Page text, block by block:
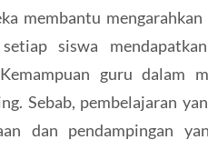
membantu
siswa
guru dalam
Sebab, pembelajaran
dan pendampingan